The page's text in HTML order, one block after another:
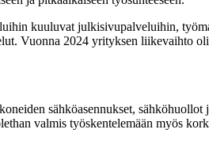
kuuluvat julkisivupalveluihin,
Vuonna 2024 yrityksen liikevaihto
sähköasennukset, sähköhuollot
valmis työskentelemään myös